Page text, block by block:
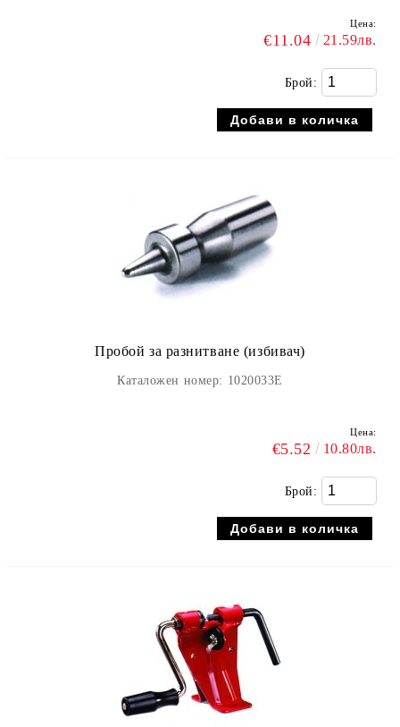
Цена:
€11.04 21.59лв.
Брой:
Пробой за разнитване (избивач)
Каталожен номер: 1020033E
Цена:
€5.52 10.80лв.
Брой: